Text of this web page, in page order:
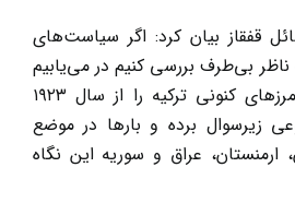
قفقاز بیان کرد: اگر سیاست‌های
ناظر بی‌طرف بررسی کنیم در می‌یابیم
وی معاهده لوزان که مرزهای کنونی ترکیه را از سال ۱۹۲۳
زیرسوال برده و بارها در موضع
ارمنستان، عراق و سوریه این نگاه